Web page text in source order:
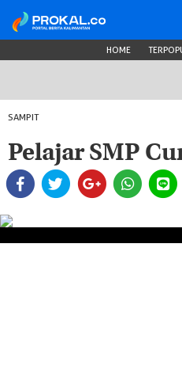
HOME
SAMPIT
Pelajar SMP